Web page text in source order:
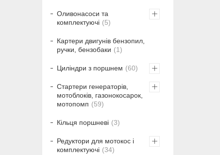
Оливонасоси та
комплектуючі
5
Картери двигунів бензопил,
ручки, бензобаки
1
Циліндри з поршнем 60
Стартери генераторів,
мотоблоків, газонокосарок,
мотопомп
59
Кільця поршневі 3
Редуктори для мотокос і
комплектуючі
34